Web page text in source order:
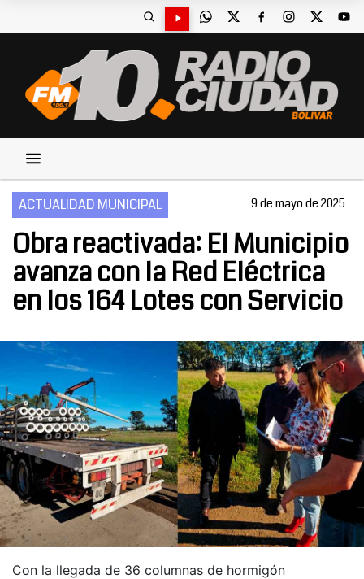
ACTUALIDAD MUNICIPAL 9 de mayo de 2025
Obra reactivada: El Municipio
avanza con la Red Eléctrica
en los 164 Lotes con Servicio
Con la llegada de 36 columnas de hormigón